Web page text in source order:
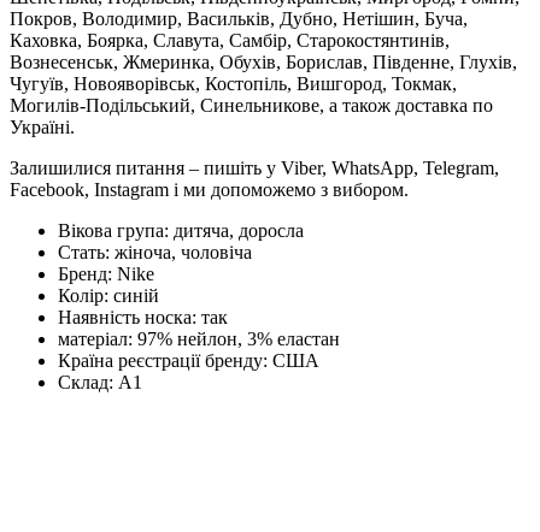
Покров, Володимир, Васильків, Дубно, Нетішин, Буча,
Каховка, Боярка, Славута, Самбір, Старокостянтинів,
Вознесенськ, Жмеринка, Обухів, Борислав, Південне, Глухів,
Чугуїв, Новояворівськ, Костопіль, Вишгород, Токмак,
Могилів-Подільський, Синельникове, а також доставка по
Україні.
Залишилися питання – пишіть у Viber, WhatsApp, Telegram,
Facebook, Instagram і ми допоможемо з вибором.
Вікова група: дитяча, доросла
Стать: жіноча, чоловіча
Бренд: Nike
Колір: синій
Наявність носка: так
матеріал: 97% нейлон, 3% еластан
Країна реєстрації бренду: США
Склад: А1